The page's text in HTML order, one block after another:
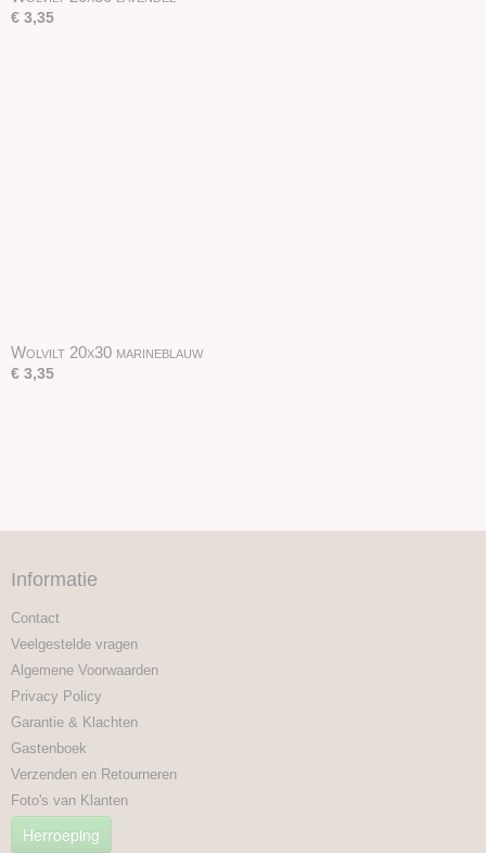
€ 3,35
Wolvilt 20x30 marineblauw
€ 3,35
Informatie
Contact
Veelgestelde vragen
Algemene Voorwaarden
Privacy Policy
Garantie & Klachten
Gastenboek
Verzenden en Retourneren
Foto's van Klanten
Herroeping